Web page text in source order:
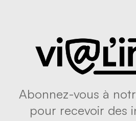
Abonnez-vous à
pour recevoir des